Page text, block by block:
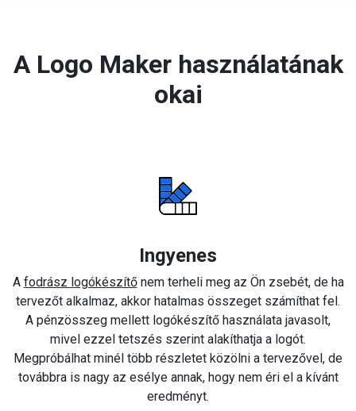
A Logo Maker használatának
okai
Ingyenes
A fodrász logókészítőnem terheli meg az Ön zsebét, de ha
tervezőt alkalmaz, akkor hatalmas összeget számíthat fel.
A pénzösszeg mellett logókészítő használata javasolt,
mivel ezzel tetszés szerint alakíthatja a logót.
Megpróbálhat minél több részletet közölni a tervezővel, de
továbbra is nagy az esélye annak, hogy nem éri el a kívánt
eredményt.